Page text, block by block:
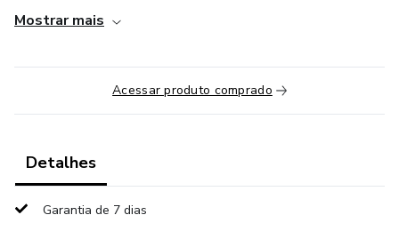
• Fortalecer na criança aspectos fundamentais da boa
tais como: autorresponsabilidade, perdão, generosidade,
• Tornar clara e efetiva a função da família como geradora
Benefícios
Mostrar mais
Acessar produto comprado
Detalhes
Garantia de 7 dias